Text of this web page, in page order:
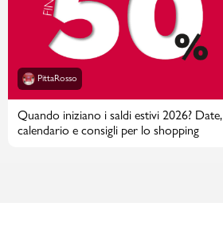
PittaRosso
Quando iniziano i saldi estivi 2026? Date,
calendario e consigli per lo shopping